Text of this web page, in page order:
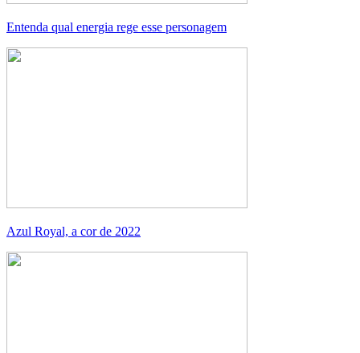
Entenda qual energia rege esse personagem
Azul Royal, a cor de 2022